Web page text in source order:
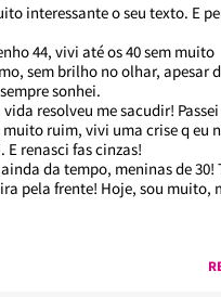
interessante o seu texto. E
44, vivi até os 40 sem muito
sem brilho no olhar, apesar
sonhei.
vida resolveu me sacudir!
ruim, vivi uma crise q eu
E renasci fas cinzas!
da tempo, meninas de 30!
pela frente! Hoje, sou muito,